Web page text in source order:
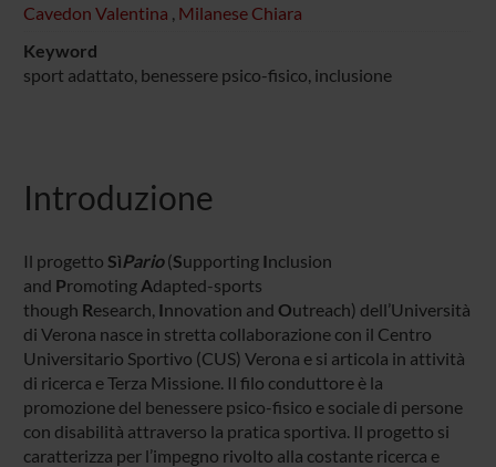
Cavedon Valentina , Milanese Chiara
Keyword
sport adattato, benessere psico-fisico, inclusione
Introduzione
Il progetto SìPario(Supporting Inclusion
and Promoting Adapted-sports
though Research, Innovation and Outreach) dell’Università
di Verona nasce in stretta collaborazione con il Centro
Universitario Sportivo (CUS) Verona e si articola in attività
di ricerca e Terza Missione. Il filo conduttore è la
promozione del benessere psico-fisico e sociale di persone
con disabilità attraverso la pratica sportiva. Il progetto si
caratterizza per l’impegno rivolto alla costante ricerca e